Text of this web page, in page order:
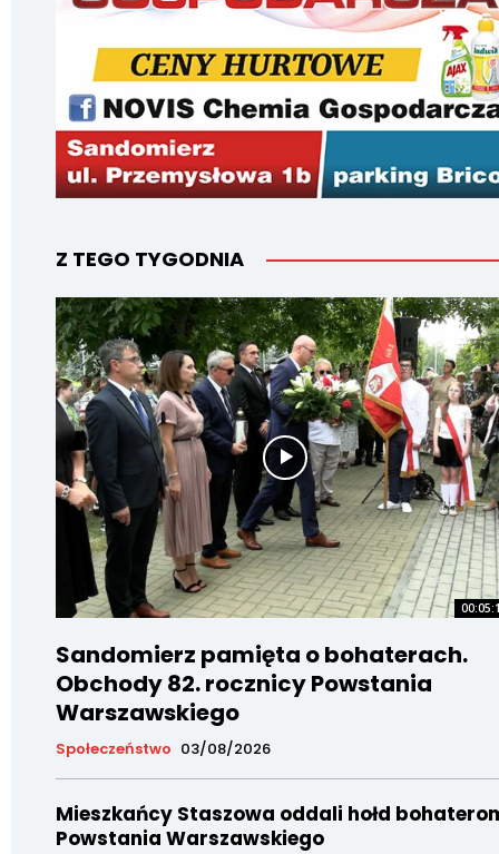
Z TEGO TYGODNIA
Sandomierz pamięta o bohaterach.
Obchody 82. rocznicy Powstania
Warszawskiego
Społeczeństwo 03/08/2026
Mieszkańcy Staszowa oddali hołd
Powstania Warszawskiego